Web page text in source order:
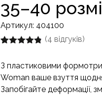
35–40
Артикул: 404100
основі
опитування
покупців
(4 відгуків)
З пластиковими
Woman ваше взуття
Запобігайте деформації,